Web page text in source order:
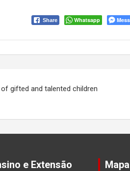
Share Whatsapp
gifted and talented children
e Extensão